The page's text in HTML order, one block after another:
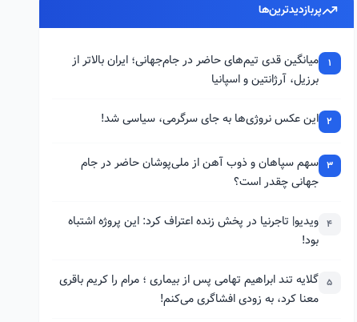
پربازدیدترین‌ها
1
میانگین قدی تیم‌های حاضر در جام‌جهانی؛ ایران بالاتر از
برزیل، آرژانتین و اسپانیا
2 این عکس نروژی‌ها به جای سرگرمی، سیاسی شد!
3 سهم سپاهان و ذوب آهن از ملی‌پوشان حاضر در جام
جهانی چقدر است؟
4 ویدیو| تاجرنیا در پخش زنده اعتراف کرد: این پروژه اشتباه
بود!
5 گلایه تند ابراهیم تهامی پس از بیماری ؛ مرام را کریم باقری
معنا کرد، به زودی افشاگری می‌کنم!